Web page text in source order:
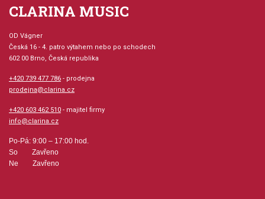
CLARINA MUSIC
OD Vágner
Česká 16 - 4. patro výtahem nebo po schodech
602 00 Brno, Česká republika
+420 739 477 786 - prodejna
prodejna@clarina.cz
+420 603 462 510 - majitel firmy
info@clarina.cz
Po-Pá: 9:00 – 17:00 hod.
So Zavřeno
Ne Zavřeno